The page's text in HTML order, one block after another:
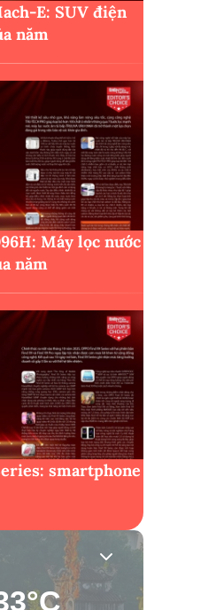
E: SUV điện
năm
Máy lọc nước
năm
smartphone